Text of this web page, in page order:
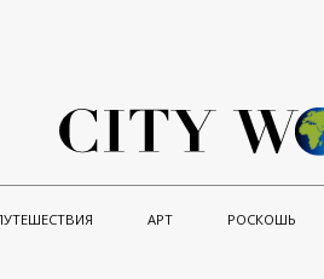
АРТ РОСКОШЬ